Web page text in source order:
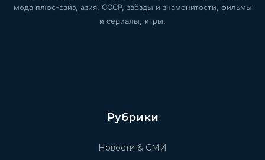
мода плюс-сайз, азия, СССР, звёзды и знаменитости, фильмы
и сериалы, игры.
Рубрики
Новости & СМИ